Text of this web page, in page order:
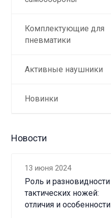
Комплектующие для
пневматики
Активные наушники
Новинки
Новости
13 июня 2024
Роль и разновидности
тактических ножей:
отличия и особенности